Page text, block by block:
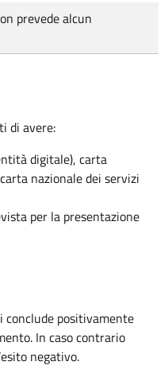
prevede alcun
di avere:
digitale), carta
nazionale dei servizi
per la presentazione
positivamente
In caso contrario
negativo.